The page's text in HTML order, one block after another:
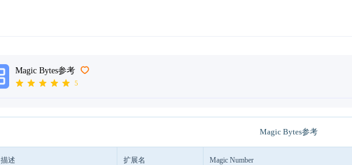
Magic Bytes参考
5
Magic Bytes参考
描述 扩展名 Magic Number